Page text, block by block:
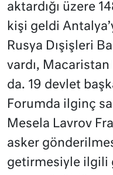
aktardığı üzere
kişi geldi
Rusya Dışişleri
vardı,
da. 19 devlet
Forumda ilginç
Mesela Lavrov
asker
getirmesiyle ilgili